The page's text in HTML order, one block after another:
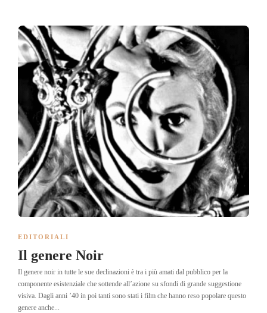
EDITORIALI
Il genere Noir
Il genere noir in tutte le sue declinazioni è tra i più amati dal pubblico per la
componente esistenziale che sottende all’azione su sfondi di grande suggestione
visiva. Dagli anni ’40 in poi tanti sono stati i film che hanno reso popolare questo
genere anche...